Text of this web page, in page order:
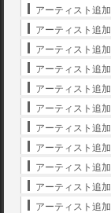
アーティスト追加
アーティスト追加
アーティスト追加
アーティスト追加
アーティスト追加
アーティスト追加
アーティスト追加
アーティスト追加
アーティスト追加
アーティスト追加
アーティスト追加